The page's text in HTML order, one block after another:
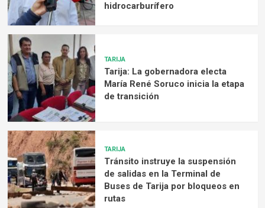
hidrocarburífero
TARIJA
Tarija: La gobernadora electa
María René Soruco inicia la etapa
de transición
TARIJA
Tránsito instruye la suspensión
de salidas en la Terminal de
Buses de Tarija por bloqueos en
rutas